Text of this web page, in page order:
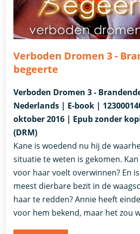
Verboden Dromen 3 -
begeerte
Verboden Dromen 3 -
Nederlands | E-book |
oktober 2016 | Epub zonder
(DRM)
Kane is woedend nu hij de
situatie te weten is gekomen.
voor haar voelt overwinnen? En
meest dierbare bezit in de
haar te redden? Annie heeft
voor hem bekend, maar het zou